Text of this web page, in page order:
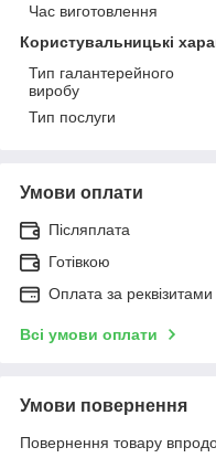
Час виготовлення
Користувальницькі
Тип галантерейного
виробу
Тип послуги
Умови оплати
Післяплата
Готівкою
Оплата за реквізитами
Всі умови оплати
Умови повернення
Повернення товару